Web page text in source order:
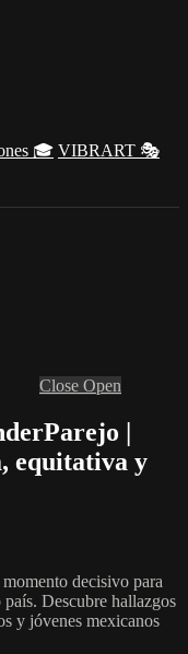
🎓 VIBRART 🎭
Close Open
|
equitativa y
decisivo para
Descubre hallazgos
y jóvenes mexicanos